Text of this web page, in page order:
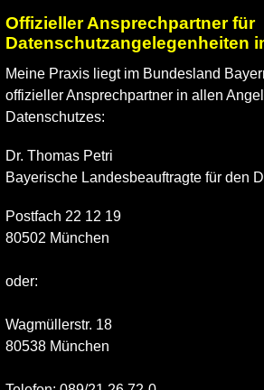
Offizieller Ansprechpartner für
Datenschutzangelegenheiten
Meine Praxis liegt im Bundesland
offizieller Ansprechpartner in allen
Datenschutzes:
Dr. Thomas Petri
Bayerische Landesbeauftragte für den
Postfach 22 12 19
80502 München
oder:
Wagmüllerstr. 18
80538 München